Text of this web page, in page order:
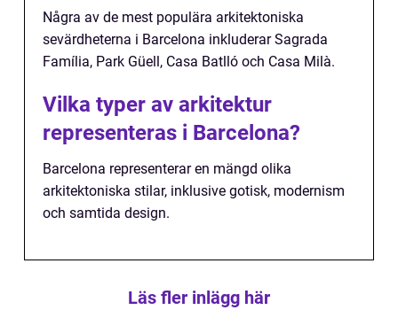
Några av de mest populära arkitektoniska
sevärdheterna i Barcelona inkluderar Sagrada
Família, Park Güell, Casa Batlló och Casa Milà.
Vilka typer av arkitektur
representeras i Barcelona?
Barcelona representerar en mängd olika
arkitektoniska stilar, inklusive gotisk, modernism
och samtida design.
Läs fler inlägg här